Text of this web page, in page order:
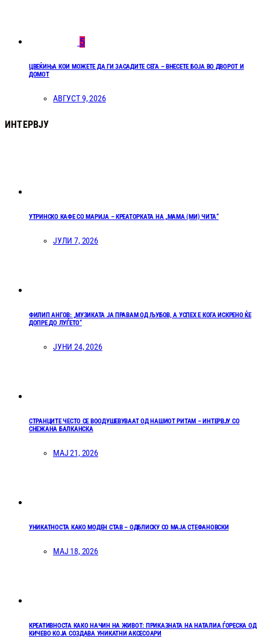
5
ЦВЕЌИЊА КОИ МОЖЕТЕ ДА ГИ ЗАСАДИТЕ СЕГА – ВНЕСЕТЕ БОЈА ВО ДВОРОТ И
ДОМОТ
АВГУСТ 9, 2026
ИНТЕРВЈУ
УТРИНСКО КАФЕ СО МАРИЈА – КРЕАТОРКАТА НА „МАМА (МИ) ЧИТА“
ЈУЛИ 7, 2026
ФИЛИП АНГОВ: „МУЗИКАТА ЈА ПРАВАМ ОД ЉУБОВ, А УСПЕХ Е КОГА ИСКРЕНО ЌЕ
ДОПРЕ ДО ЛУЃЕТО“
ЈУНИ 24, 2026
СТРАНЦИТЕ ЧЕСТО СЕ ВООДУШЕВУВААТ ОД НАШИОТ РИТАМ – ИНТЕРВЈУ СО
СНЕЖАНА БАЛКАНСКА
МАЈ 21, 2026
УНИКАТНОСТА КАКО МОДЕН СТАВ – ОДБЛИСКУ СО МАЈА СТЕФАНОВСКИ
МАЈ 18, 2026
КРЕАТИВНОСТА КАКО НАЧИН НА ЖИВОТ: ПРИКАЗНАТА НА НАТАЛИА ЃОРЕСКА ОД
КИЧЕВО КОЈА СОЗДАВА УНИКАТНИ АКСЕСОАРИ